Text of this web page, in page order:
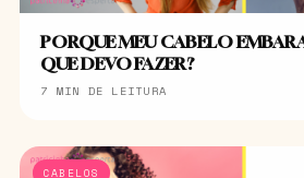
PORQUE MEU CABELO
QUE DEVO FAZER?
7 MIN DE LEITURA
CABELOS